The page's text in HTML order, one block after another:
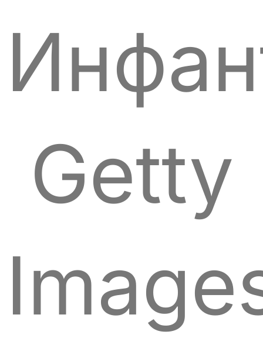
Getty